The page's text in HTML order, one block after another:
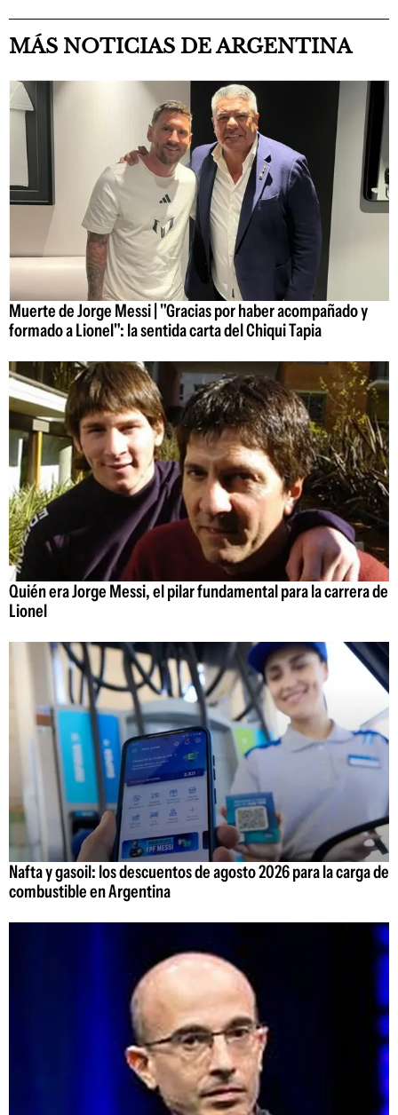
MÁS NOTICIAS DE ARGENTINA
Muerte de Jorge Messi | "Gracias por haber acompañado y
formado a Lionel": la sentida carta del Chiqui Tapia
Quién era Jorge Messi, el pilar fundamental para la carrera de
Lionel
Nafta y gasoil: los descuentos de agosto 2026 para la carga de
combustible en Argentina